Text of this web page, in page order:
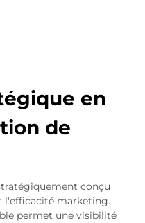
en
de
conçu
l'efficacité marketing.
permet une visibilité